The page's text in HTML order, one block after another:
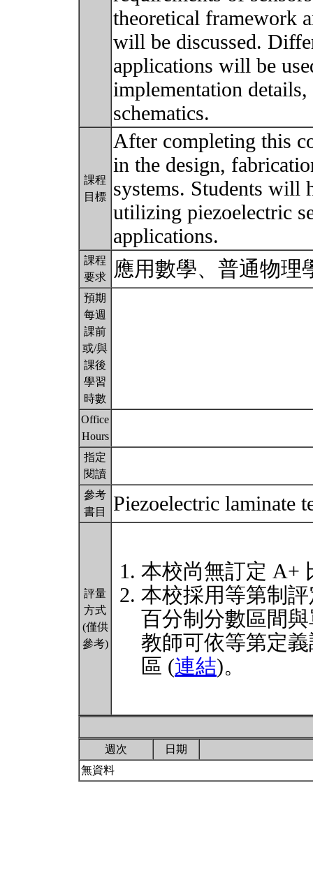
theoretical framework
will be discussed.
applications will be
implementation
schematics.
課程
目標
After completing this
in the design,
systems. Students will
utilizing piezoelectric
applications.
課程
要求
應用數學、普通物理
預期
每週
課前
或/與
課後
學習
時數
Office
Hours
指定
閱讀
參考
書目
Piezoelectric laminate
評量
方式
(僅供
參考)
本校尚無訂定 A+
本校採用等第制
百分制分數區間
教師可依等第定
區 (連結)。
週次
日期
無資料